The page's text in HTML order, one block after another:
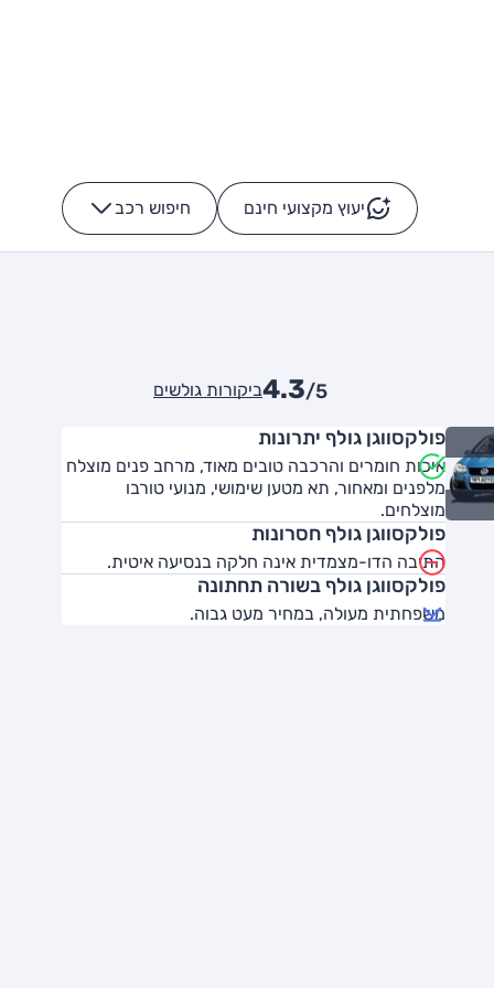
יעוץ מקצועי חינם חיפוש רכב -
4.3/5 ביקורות גולשים
פולקסווגן גולף יתרונות
איכות חומרים והרכבה טובים מאוד, מרחב פנים מוצלח
מלפנים ומאחור, תא מטען שימושי, מנועי טורבו
מוצלחים.
פולקסווגן גולף חסרונות
התיבה הדו-מצמדית אינה חלקה בנסיעה איטית.
פולקסווגן גולף בשורה תחתונה
משפחתית מעולה, במחיר מעט גבוה.